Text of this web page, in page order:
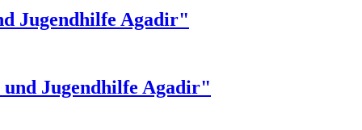
Jugendhilfe Agadir"
Jugendhilfe Agadir"